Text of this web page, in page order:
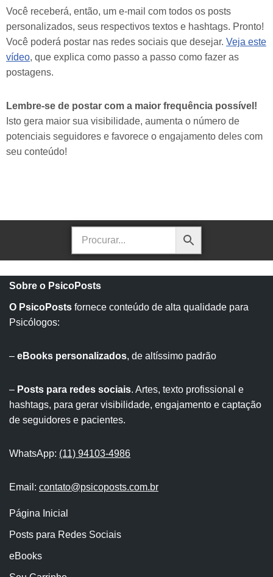
Você receberá, então, um e-mail com todos os posts
personalizados, seus respectivos textos e hashtags. Pronto!
Você poderá postar nas redes sociais que desejar. Veja este
vídeo, que explica como passo a passo como fazer as
postagens.
Lembre-se de postar com a maior frequência possível!
Isto gera maior sua visibilidade, aumenta o número de
potenciais seguidores e favorece o engajamento deles com
seu conteúdo!
Sobre o PsicoPosts
O PsicoPosts fornece conteúdo de alta qualidade para
Psicólogos:
– eBooks personalizados, de altíssimo padrão
– Posts para redes sociais. Artes, texto profissional e
hashtags, para gerar visibilidade, engajamento e captação
de seguidores e pacientes.
WhatsApp: (11) 94103-4986
Email: contato@psicoposts.com.br
Página Inicial
Posts para Redes Sociais
eBooks